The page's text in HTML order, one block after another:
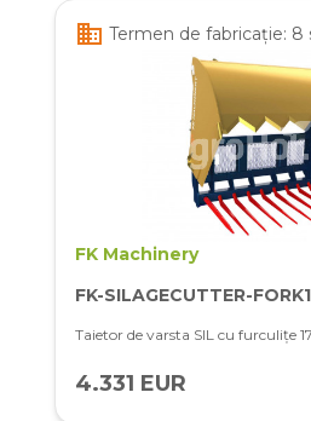
business Termen de fabricație: 8
FK Machinery
FK-SILAGECUTTER-
Taietor de varsta SIL cu furculițe
4.331 EUR